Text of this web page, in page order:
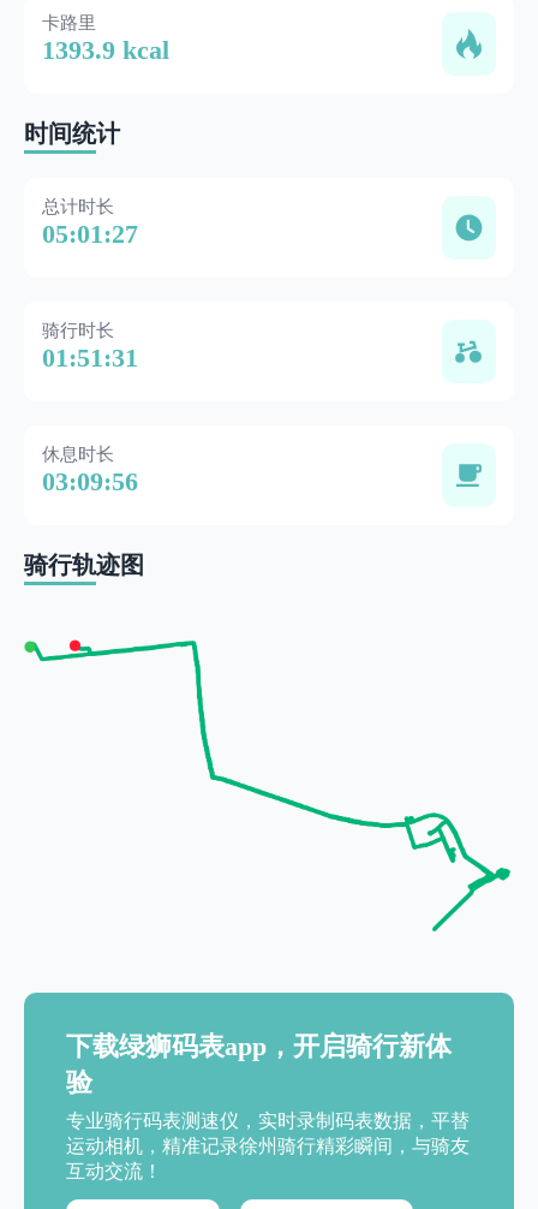
卡路里
1393.9 kcal
时间统计
总计时长
05:01:27
骑行时长
01:51:31
休息时长
03:09:56
骑行轨迹图
下载绿狮码表app，开启骑行新体
验
专业骑行码表测速仪，实时录制码表数据，平替
运动相机，精准记录徐州骑行精彩瞬间，与骑友
互动交流！